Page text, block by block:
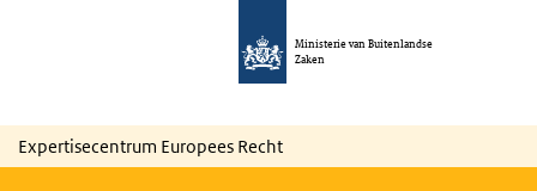
Ministerie van Buitenlandse
Zaken
Expertisecentrum Europees Recht